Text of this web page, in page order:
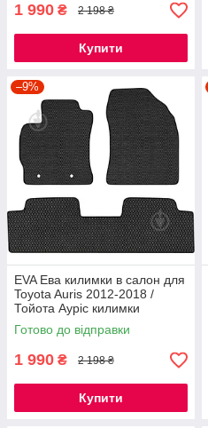
1 990 ₴ 2 198 ₴
Купити
–9%
EVA Ева килимки в салон для
Toyota Auris 2012-2018 /
Тойота Ауріс килимки
Готово до відправки
1 990 ₴ 2 198 ₴
Купити